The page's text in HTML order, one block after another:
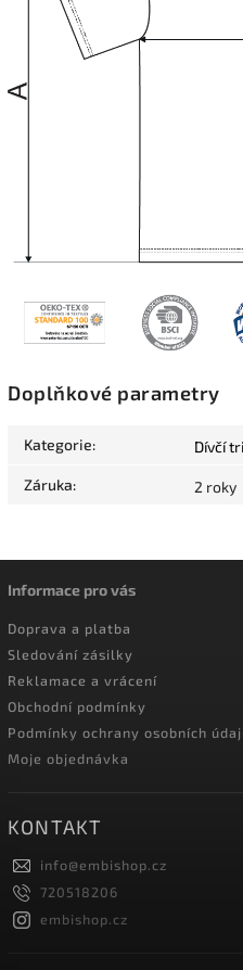
Doplňkové parametry
Kategorie: Dívčí
Záruka: 2 roky
Informace pro vás
Doprava a platba
Sledování zásilky
Reklamace a vrácení
Obchodní podmínky
Podmínky ochrany osobních
Moje objednávka
KONTAKT
info@embishop.cz
720518206
embishop.cz